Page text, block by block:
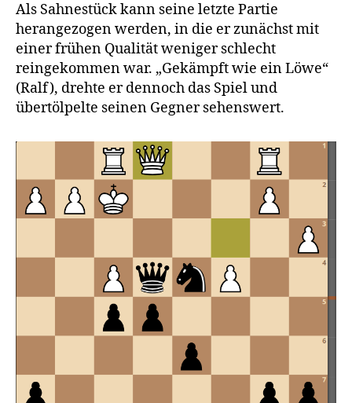
Als Sahnestück kann seine letzte Partie
herangezogen werden, in die er zunächst mit
einer frühen Qualität weniger schlecht
reingekommen war. „Gekämpft wie ein Löwe“
(Ralf), drehte er dennoch das Spiel und
übertölpelte seinen Gegner sehenswert.